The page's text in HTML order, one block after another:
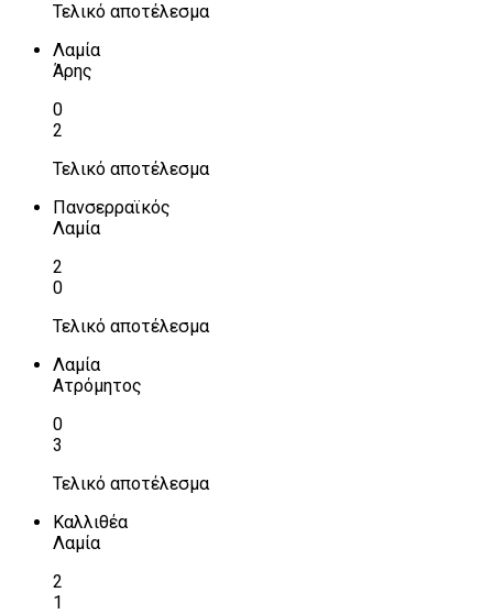
Τελικό αποτέλεσμα
Λαμία
Άρης
0
2
Τελικό αποτέλεσμα
Πανσερραϊκός
Λαμία
2
0
Τελικό αποτέλεσμα
Λαμία
Ατρόμητος
0
3
Τελικό αποτέλεσμα
Καλλιθέα
Λαμία
2
1